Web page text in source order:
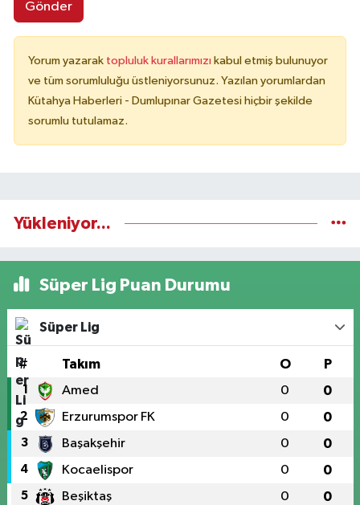
Gönder
Yorum yazarak topluluk kurallarımızı kabul etmiş bulunuyor
ve tüm sorumluluğu üstleniyorsunuz. Yazılan yorumlardan
Kütahya Haberleri - Dumlupınar Gazetesi hiçbir şekilde
sorumlu tutulamaz.
Yükleniyor...
Süper Lig Puan Durumu
Süper Lig
# Takım O P
1 Amed 0 0
2 Erzurumspor FK 0 0
3 Başakşehir 0 0
4 Kocaelispor 0 0
5 Beşiktaş 0 0